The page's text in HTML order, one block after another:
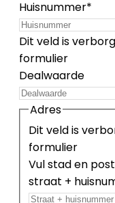
Huisnummer*
Dit veld is
formulier
Dealwaarde
Dit veld is
formulier
Adres
Vul stad en
straat +